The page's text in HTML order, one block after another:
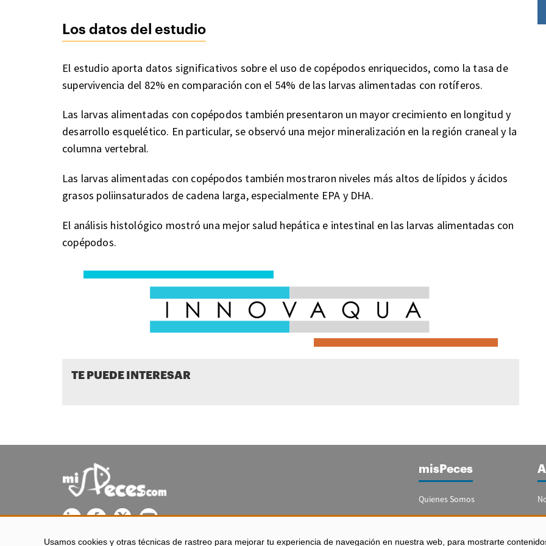
Usamos cookies y otras técnicas de rastreo para mejorar tu experiencia de navegación en nuestra web, para mostrarte
Los datos del estudio
El estudio aporta datos significativos sobre el uso de copépodos enriquecidos, como la tasa de
supervivencia del 82% en comparación con el 54% de las larvas alimentadas con rotíferos.
Las larvas alimentadas con copépodos también presentaron un mayor crecimiento en longitud y
desarrollo esquelético. En particular, se observó una mejor mineralización en la región craneal y la
columna vertebral.
Las larvas alimentadas con copépodos también mostraron niveles más altos de lípidos y ácidos
grasos poliinsaturados de cadena larga, especialmente EPA y DHA.
El análisis histológico mostró una mejor salud hepática e intestinal en las larvas alimentadas con
copépodos.
TE PUEDE INTERESAR
misPeces se edita desde El Puerto de Santa María (Cádiz - España)
misPeces
Quienes Somos
Publicidad
Contacto